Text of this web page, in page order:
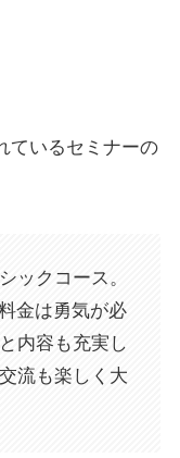
ているセミナーの
ックコース。
金は勇気が必
内容も充実し
流も楽しく大